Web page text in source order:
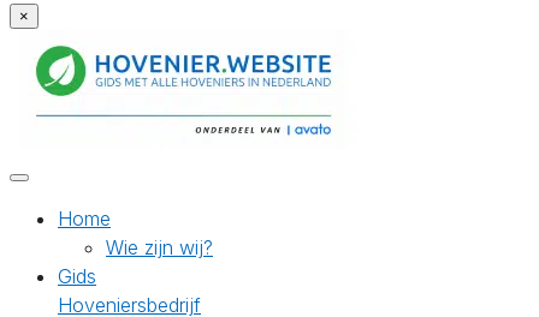
×
Home
Wie zijn wij?
Gids
Hoveniersbedrijf